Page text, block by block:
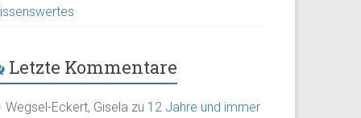
Letzte Kommentare
Wegsel-Eckert, Gisela zu 12 Jahre und immer